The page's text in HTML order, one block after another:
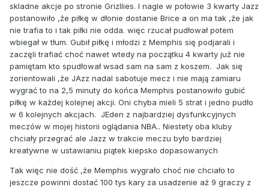
skladne akcje po stronie Grizllies. I nagle w połowie 3 kwarty Jazz
postanowiło ,że piłkę w dłonie dostanie Brice a on ma tak ,że jak
nie trafia to i tak piłki nie odda. więc rzucał pudłował potem
wbiegał w tłum. Gubił piłkę i młodzi z Memphis się podjarali i
zaczęli trafiać choć nawet wtedy na początku 4 kwarty już nie
pamiętam kto spudłował wsad sam na sam z koszem. Jak się
zorientowali ,że JAzz nadal sabotuje mecz i nie mają zamiaru
wygrać to na 2,5 minuty do końca Memphis postanowiło gubić
piłkę w każdej kolejnej akcji. Oni chyba mieli 5 strat i jedno pudło
w 6 kolejnych akcjach. JEden z najbardziej dysfunkcyjnych
meczów w mojej historii oglądania NBA.. Niestety oba kluby
chciały przegrać ale Jazz w trakcie meczu było bardziej
kreatywne w ustawianiu piątek kiepsko dopasowanych
Tak więc nie dość ,że Memphis wygrało choć nie chciało to
jeszcze powinni dostać 100 tys kary za usadzenie aż 9 graczy z